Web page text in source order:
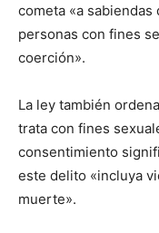
cometa «a
personas con fines
coerción».
La ley también
trata con fines
consentimiento
este delito «incluya
muerte».